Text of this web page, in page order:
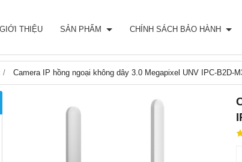
GIỚI THIỆU SẢN PHẨM CHÍNH SÁCH BẢO HÀNH
Camera IP hồng ngoại không dây 3.0 Megapixel UNV IPC-B2D-